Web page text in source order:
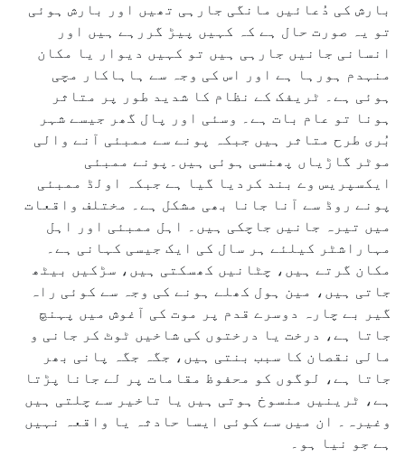
بارش کی دُعائیں مانگی جارہی تھیں اور بارش ہوئی
تو یہ صورت حال ہے کہ کہیں پیڑ گررہے ہیں اور
انسانی جانیں جارہی ہیں تو کہیں دیوار یا مکان
منہدم ہورہا ہے اور اس کی وجہ سے ہاہاکار مچی
ہوئی ہے۔ ٹریفک کے نظام کا شدید طور پر متاثر
ہونا تو عام بات ہے۔ وسئی اور پال گھر جیسے شہر
بُری طرح متاثر ہیں جبکہ پونے سے ممبئی آنے والی
موٹر گاڑیاں پھنسی ہوئی ہیں۔پونے ممبئی
ایکسپریس وے بند کردیا گیا ہے جبکہ اولڈ ممبئی
پونے روڈ سے آنا جانا بھی مشکل ہے۔ مختلف واقعات
میں تیرہ جانیں جاچکی ہیں۔ اہل ممبئی اور اہل
مہاراشٹر کیلئے ہر سال کی ایک جیسی کہانی ہے۔
مکان گرتے ہیں، چٹانیں کھسکتی ہیں، سڑکیں بیٹھ
جاتی ہیں، مین ہول کھلے ہونے کی وجہ سے کوئی راہ
گیر بے چارہ دوسرے قدم پر موت کی آغوش میں پہنچ
جاتا ہے، درخت یا درختوں کی شاخیں ٹوٹ کر جانی و
مالی نقصان کا سبب بنتی ہیں، جگہ جگہ پانی بھر
جاتا ہے، لوگوں کو محفوظ مقامات پر لے جانا پڑتا
ہے، ٹرینیں منسوخ ہوتی ہیں یا تاخیر سے چلتی ہیں
وغیرہ۔ ان میں سے کوئی ایسا حادثہ یا واقعہ نہیں
ہے جو نیا ہو۔